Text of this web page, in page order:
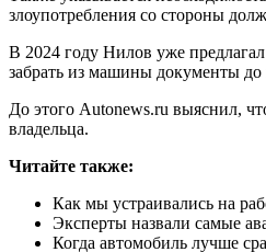
злоупотребления со стороны
В 2024 году Нилов уже
забрать из машины документы до
До этого Autonews.ru выяснил,
владельца.
Читайте также:
Как мы устраивались на
Эксперты назвали самые
Когда автомобиль лучше